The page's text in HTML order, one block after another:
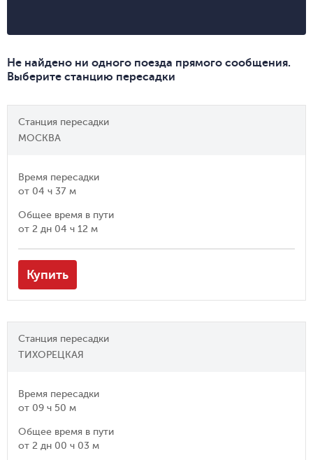
Не найдено ни одного поезда прямого сообщения.
Выберите станцию пересадки
Станция пересадки
МОСКВА
Время пересадки
от 04 ч 37 м
Общее время в пути
от 2 дн 04 ч 12 м
Купить
Станция пересадки
ТИХОРЕЦКАЯ
Время пересадки
от 09 ч 50 м
Общее время в пути
от 2 дн 00 ч 03 м